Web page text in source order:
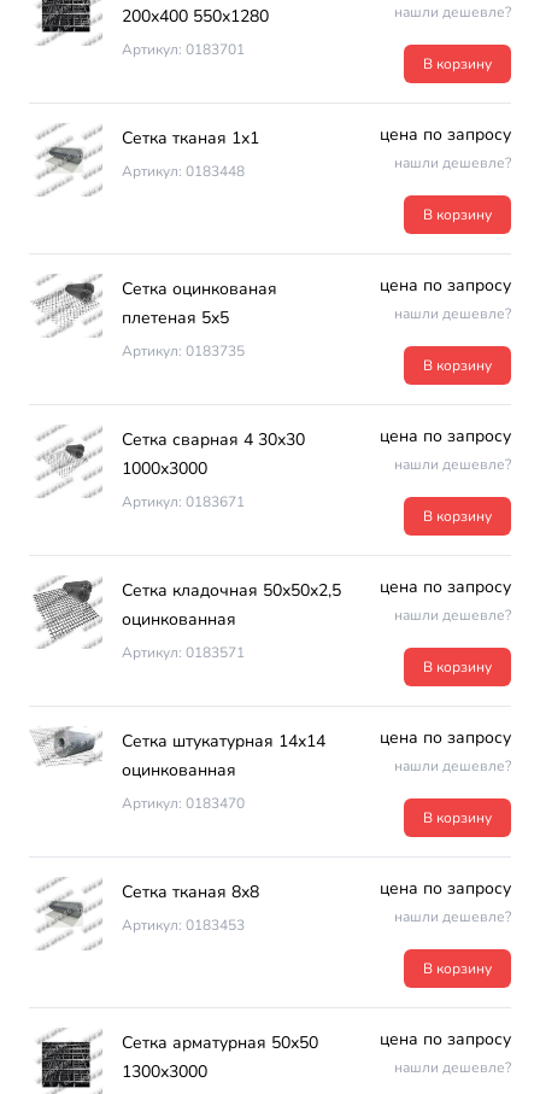
200х400 550х1280
Артикул: 0183701
нашли дешевле?
В корзину
Сетка тканая 1х1
Артикул: 0183448
цена по запросу
нашли дешевле?
В корзину
Сетка оцинкованая
плетеная 5х5
Артикул: 0183735
цена по запросу
нашли дешевле?
В корзину
Сетка сварная 4 30х30
1000х3000
Артикул: 0183671
цена по запросу
нашли дешевле?
В корзину
Сетка кладочная 50х50х2,5
оцинкованная
Артикул: 0183571
цена по запросу
нашли дешевле?
В корзину
Сетка штукатурная 14х14
оцинкованная
Артикул: 0183470
цена по запросу
нашли дешевле?
В корзину
Сетка тканая 8х8
Артикул: 0183453
цена по запросу
нашли дешевле?
В корзину
Сетка арматурная 50х50
1300х3000
цена по запросу
нашли дешевле?